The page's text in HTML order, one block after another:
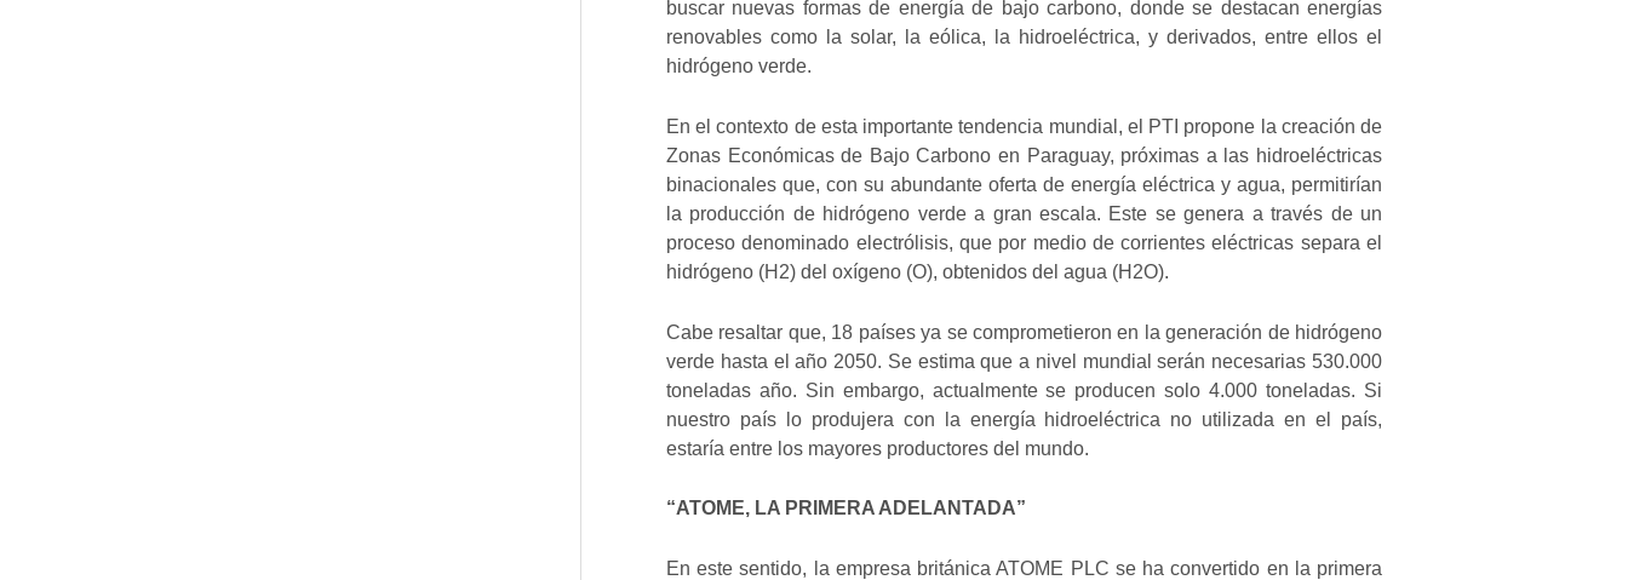
buscar nuevas formas de energía de bajo carbono, donde se destacan energías
renovables como la solar, la eólica, la hidroeléctrica, y derivados, entre ellos el
hidrógeno verde.
En el contexto de esta importante tendencia mundial, el PTI propone la creación de
Zonas Económicas de Bajo Carbono en Paraguay, próximas a las hidroeléctricas
binacionales que, con su abundante oferta de energía eléctrica y agua, permitirían
la producción de hidrógeno verde a gran escala. Este se genera a través de un
proceso denominado electrólisis, que por medio de corrientes eléctricas separa el
hidrógeno (H2) del oxígeno (O), obtenidos del agua (H2O).
Cabe resaltar que, 18 países ya se comprometieron en la generación de hidrógeno
verde hasta el año 2050. Se estima que a nivel mundial serán necesarias 530.000
toneladas año. Sin embargo, actualmente se producen solo 4.000 toneladas. Si
nuestro país lo produjera con la energía hidroeléctrica no utilizada en el país,
estaría entre los mayores productores del mundo.
“ATOME, LA PRIMERA ADELANTADA”
En este sentido, la empresa británica ATOME PLC se ha convertido en la primera